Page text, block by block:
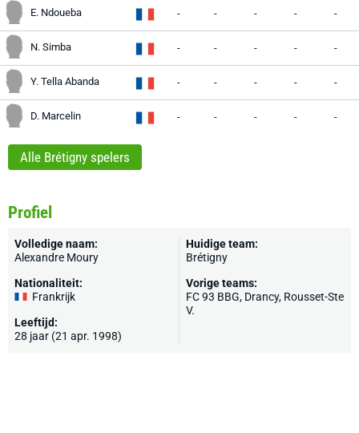
E. Ndoueba - - - - -
N. Simba - - - - -
Y. Tella Abanda - - - - -
D. Marcelin - - - - -
Alle Brétigny spelers
Profiel
Volledige naam:
Alexandre Moury
Nationaliteit:
Frankrijk
Leeftijd:
28 jaar (21 apr. 1998)
Huidige team:
Brétigny
Vorige teams:
FC 93 BBG, Drancy, Rousset-Ste
V.